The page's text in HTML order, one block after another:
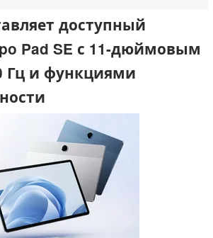
доступный
Pad SE с 11-дюймовым
Гц и функциями